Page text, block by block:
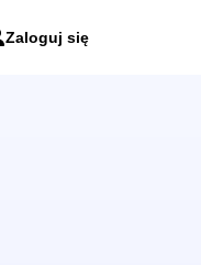
Zaloguj się